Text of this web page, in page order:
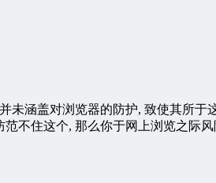
涵盖对浏览器的防护, 致使其所
不住这个, 那么你于网上浏览之际